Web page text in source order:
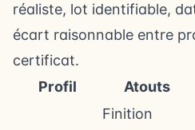
réaliste, lot identifiable,
écart raisonnable entre
certificat.
Profil
Atouts
Finition